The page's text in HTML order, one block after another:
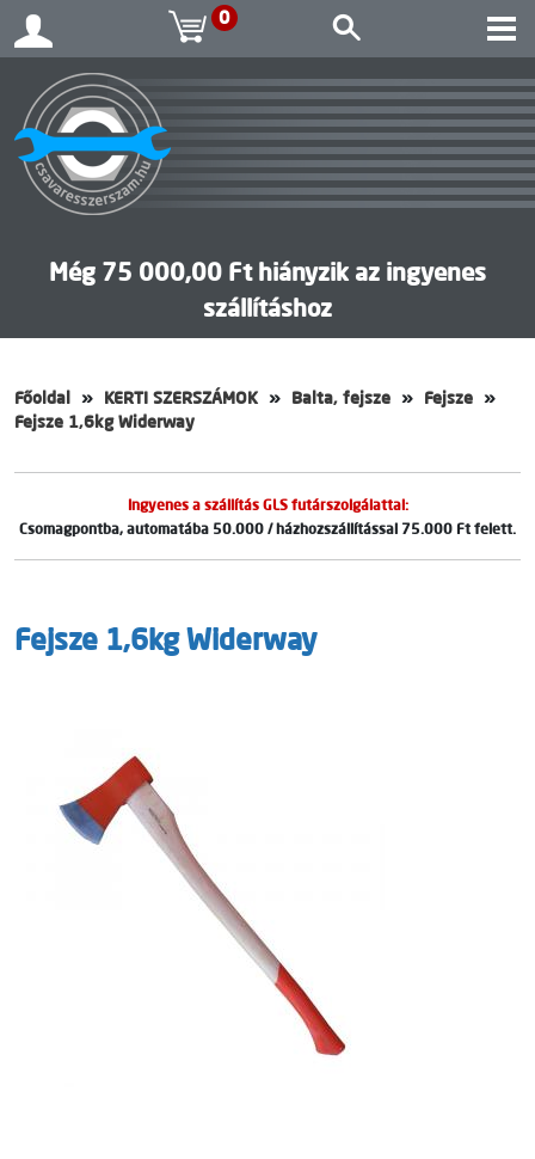
0
Még 75 000,00 Ft hiányzik az ingyenes
szállításhoz
Főoldal KERTI SZERSZÁMOK Balta, fejsze
Fejsze
Fejsze 1,6kg Widerway
Ingyenes a szállítás GLS futárszolgálattal:
Csomagpontba, automatába 50.000 / házhozszállítással 75.000 Ft felett.
Fejsze 1,6kg Widerway